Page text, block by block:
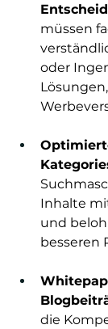
müssen
oder
Inhalte
und
besseren
die